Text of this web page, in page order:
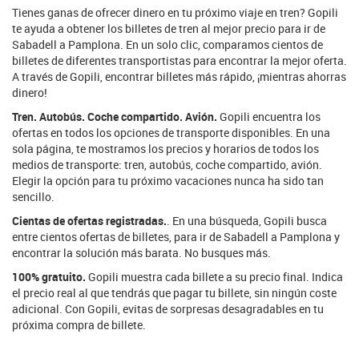
Tienes ganas de ofrecer dinero en tu próximo viaje en tren? Gopili
te ayuda a obtener los billetes de tren al mejor precio para ir de
Sabadell a Pamplona. En un solo clic, comparamos cientos de
billetes de diferentes transportistas para encontrar la mejor oferta.
A través de Gopili, encontrar billetes más rápido, ¡mientras ahorras
dinero!
Tren. Autobús. Coche compartido. Avión. Gopili encuentra los
ofertas en todos los opciones de transporte disponibles. En una
sola página, te mostramos los precios y horarios de todos los
medios de transporte: tren, autobús, coche compartido, avión.
Elegir la opción para tu próximo vacaciones nunca ha sido tan
sencillo.
Cientas de ofertas registradas. . En una búsqueda, Gopili busca
entre cientos ofertas de billetes, para ir de Sabadell a Pamplona y
encontrar la solución más barata. No busques más.
100% gratuito. Gopili muestra cada billete a su precio final. Indica
el precio real al que tendrás que pagar tu billete, sin ningún coste
adicional. Con Gopili, evitas de sorpresas desagradables en tu
próxima compra de billete.